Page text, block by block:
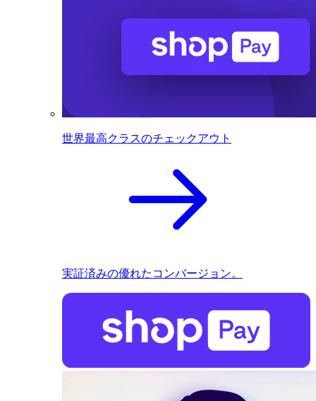
世界最高クラスのチェックアウト
実証済みの優れたコンバージョン。